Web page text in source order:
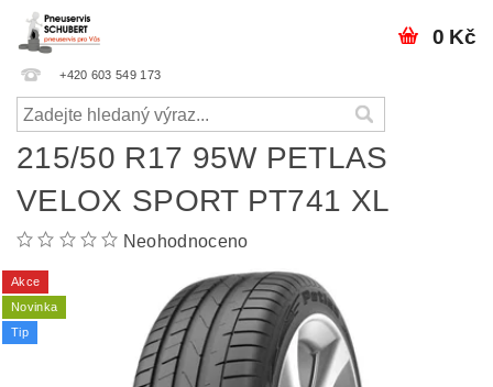
+420 603 549 173
0 Kč
215/50 R17 95W PETLAS
VELOX SPORT PT741 XL
Neohodnoceno
Akce
Novinka
Tip